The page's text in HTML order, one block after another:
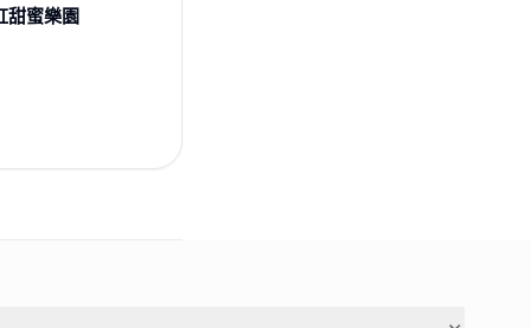
甜蜜樂園